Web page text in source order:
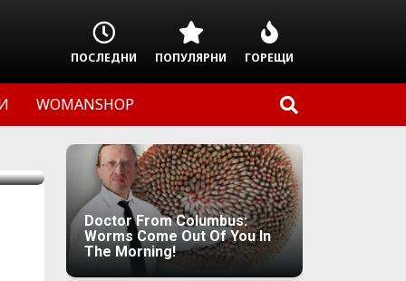
ПОСЛЕДНИ ПОПУЛЯРНИ ГОРЕЩИ
WOMANSHOP
Doctor From Columbus:
Worms Come Out Of You In
The Morning!